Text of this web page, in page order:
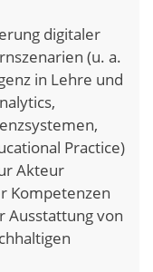
digitaler
(u. a.
in Lehre und
Practice)
Akteur
Kompetenzen
Ausstattung von